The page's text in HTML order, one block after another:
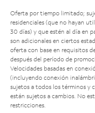
Oferta por tiempo limitado;
residenciales (que no hayan
30 días) y que estén al día en
son adicionales en ciertos
oferta con base en requisitos
después del período de
Velocidades basadas en
(incluyendo conexión
sujetos a todos los términos y
están sujetos a cambios. No
restricciones.